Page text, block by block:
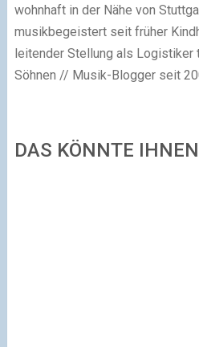
wohnhaft in der Nähe von
musikbegeistert seit früher
leitender Stellung als Logistiker
Söhnen // Musik-Blogger seit
DAS KÖNNTE